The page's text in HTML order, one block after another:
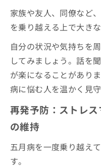
家族や友人、同僚など
を乗り越える上で大き
自分の状況や気持ちを
してみましょう。話を
が楽になることがあり
病に悩む人を温かく見
再発予防：ストレ
の維持
五月病を一度乗り越え
す。